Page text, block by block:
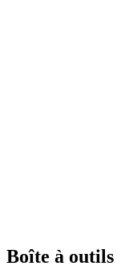
Boîte à outils